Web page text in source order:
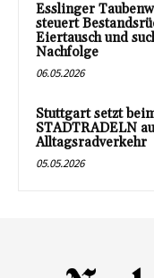
Esslinger
steuert
Eiertausch und
Nachfolge
06.05.2026
Stuttgart setzt
STADTRADELN
Alltagsradverkehr
05.05.2026